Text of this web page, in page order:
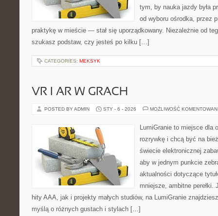
tym, by nauka jazdy była
od wyboru ośrodka, przez
praktykę w mieście — stał się uporządkowany. Niezależnie od
szukasz podstaw, czy jesteś po kilku […]
CATEGORIES: MEKSYK
VR I AR W GRACH
POSTED BY ADMIN STY - 6 - 2026 MOŻLIWOŚĆ
LumiGranie to miejsce dla
rozrywkę i chcą być na
świecie elektronicznej
aby w jednym punkcie
aktualności dotyczące
mniejsze, ambitne perełki.
hity AAA, jak i projekty małych studiów, na LumiGranie
myślą o różnych gustach i stylach […]